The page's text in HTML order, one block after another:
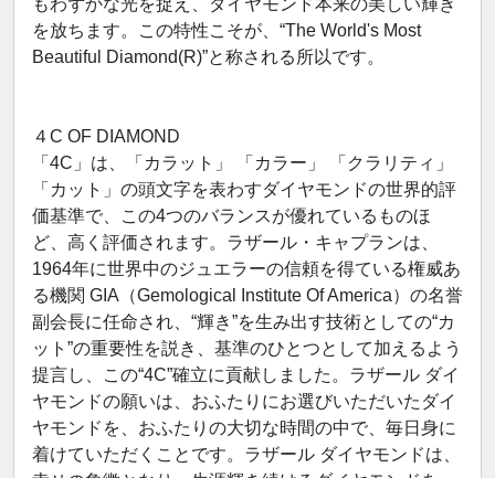
を放ちます。この特性こそが、“The World's Most
Beautiful Diamond(R)”と称される所以です。
４C OF DIAMOND
「4C」は、「カラット」 「カラー」 「クラリティ」
「カット」の頭文字を表わすダイヤモンドの世界的評
価基準で、この4つのバランスが優れているものほ
ど、高く評価されます。ラザール・キャプランは、
1964年に世界中のジュエラーの信頼を得ている権威あ
る機関 GIA（Gemological Institute Of America）の名誉
副会長に任命され、“輝き”を生み出す技術としての“カ
ット”の重要性を説き、基準のひとつとして加えるよう
提言し、この“4C”確立に貢献しました。ラザール ダイ
ヤモンドの願いは、おふたりにお選びいただいたダイ
ヤモンドを、おふたりの大切な時間の中で、毎日身に
着けていただくことです。ラザール ダイヤモンドは、